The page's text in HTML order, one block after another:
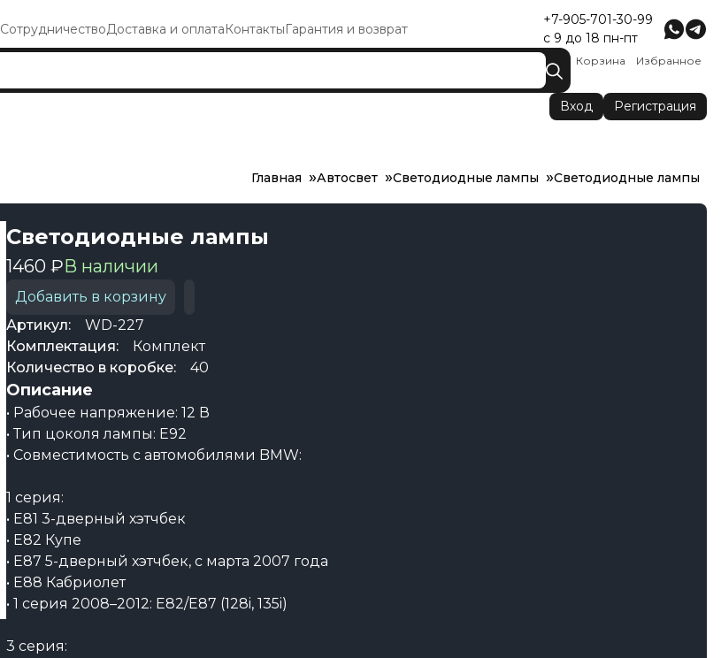
СотрудничествоДоставка и оплатаКонтактыГарантия и возврат
+7-905-701-30-99
с 9 до 18 пн-пт
Корзина Избранное
Вход Регистрация
Главная Автосвет Светодиодные лампы Светодиодные лампы
Светодиодные лампы
1460 ₽В наличии
Добавить в корзину
Артикул:
WD-227
Комплектация:
Комплект
Количество в коробке:
40
Описание
• Рабочее напряжение: 12 В
• Тип цоколя лампы: E92
• Совместимость с автомобилями BMW:
1 серия:
• E81 3-дверный хэтчбек
• E82 Купе
• E87 5-дверный хэтчбек, с марта 2007 года
• E88 Кабриолет
• 1 серия 2008–2012: E82/E87 (128i, 135i)
3 серия: